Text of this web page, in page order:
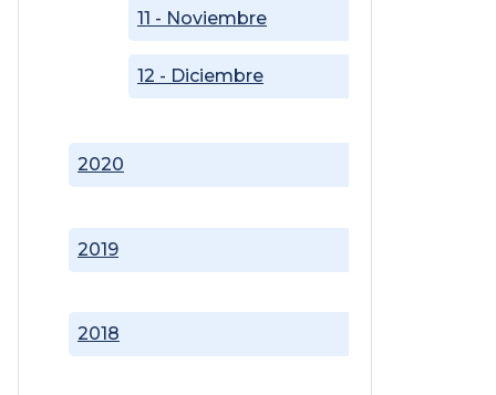
2018
2019
2020
11 - Noviembre
12 - Diciembre